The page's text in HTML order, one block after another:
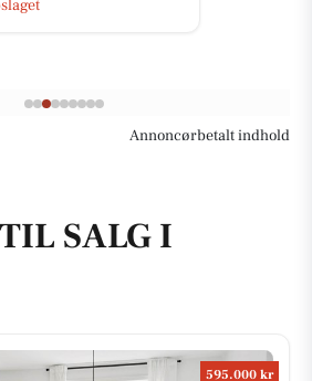
Annoncørbetalt indhold
SALG I
595.000 kr